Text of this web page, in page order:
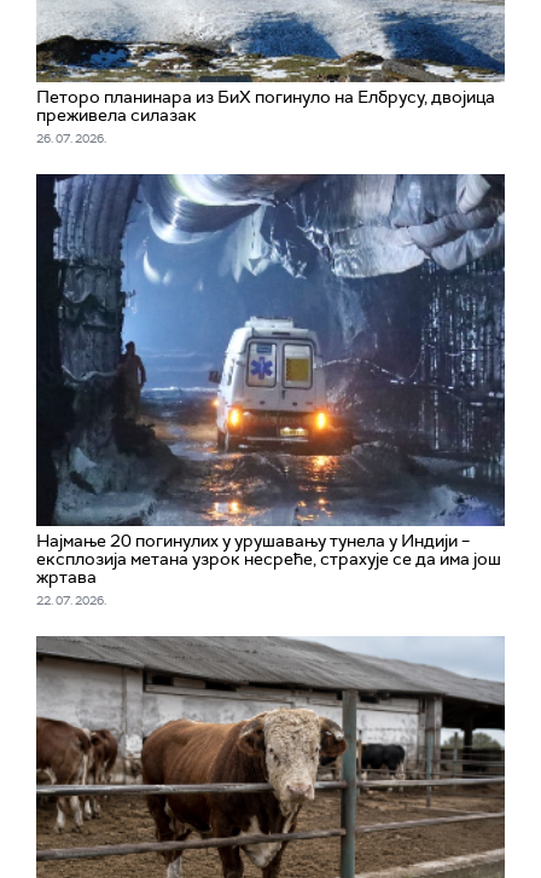
Петоро планинара из БиХ погинуло на Елбрусу, двојица
преживела силазак
26. 07. 2026.
Најмање 20 погинулих у урушавању тунела у Индији –
експлозија метана узрок несреће, страхује се да има још
жртава
22. 07. 2026.